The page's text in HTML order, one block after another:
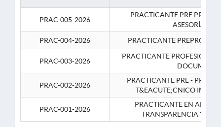
PRAC-005-2026
PRACTICANTE PRE
ASESORÍA
PRAC-004-2026
PRACTICANTE
PRAC-003-2026
PRACTICANTE
PRAC-002-2026
PRACTICANTE PRE -
T&EACUTE;CNICO
PRAC-001-2026
PRACTICANTE EN APOYO
TRANSPARENCIA Y